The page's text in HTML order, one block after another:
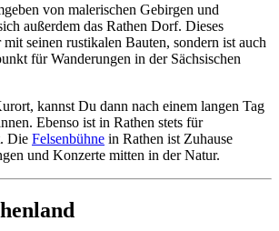
von malerischen Gebirgen und
außerdem das Rathen Dorf. Dieses
seinen rustikalen Bauten, sondern ist auch
für Wanderungen in der Sächsischen
kannst Du dann nach einem langen Tag
Ebenso ist in Rathen stets für
Die Felsenbühne in Rathen ist Zuhause
und Konzerte mitten in der Natur.